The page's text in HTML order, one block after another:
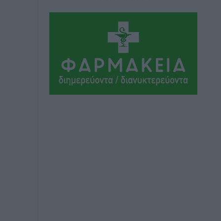
Πρωταθλήματος Κ20 στα σωματεία
πριν 5 ώρες
Ευρωπαϊκό Πρωτάθλημα Στίβου: Πότε
αγωνίζονται η Μαγκούλια, η
Σπανουδάκη και ο Κριτούλης